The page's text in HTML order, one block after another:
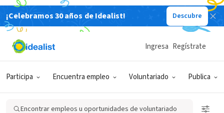
¡Celebramos 30 años de Idealist! Descubre
Participa Encuentra empleo Voluntariado Publica
Ingresa Regístrate
Encontrar empleos u oportunidades de voluntariado
ORGANIZACIÓN SIN FIN DE LUCRO
Nevada Clean Energy Fund